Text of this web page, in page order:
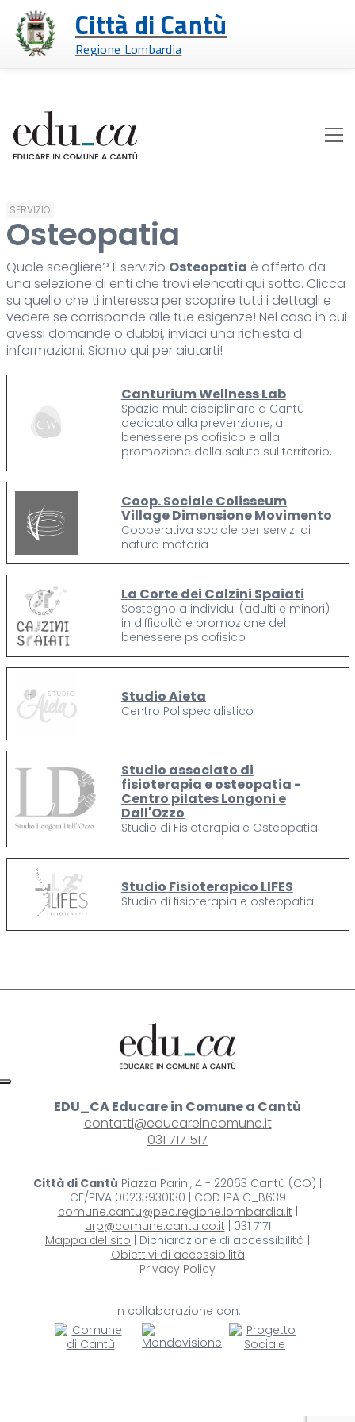
Città di Cantù
Regione Lombardia
SERVIZIO
Osteopatia
Quale scegliere? Il servizio Osteopatia è offerto da
una selezione di enti che trovi elencati qui sotto. Clicca
su quello che ti interessa per scoprire tutti i dettagli e
vedere se corrisponde alle tue esigenze! Nel caso in cui
avessi domande o dubbi, inviaci una richiesta di
informazioni. Siamo qui per aiutarti!
Canturium Wellness Lab
Spazio multidisciplinare a Cantù
dedicato alla prevenzione, al
benessere psicofisico e alla
promozione della salute sul territorio.
Coop. Sociale Colisseum
Village Dimensione Movimento
Cooperativa sociale per servizi di
natura motoria
La Corte dei Calzini Spaiati
Sostegno a individui (adulti e minori)
in difficoltà e promozione del
benessere psicofisico
Studio Aieta
Centro Polispecialistico
Studio associato di
fisioterapia e osteopatia -
Centro pilates Longoni e
Dall'Ozzo
Studio di Fisioterapia e Osteopatia
Studio Fisioterapico LIFES
Studio di fisioterapia e osteopatia
EDU_CA Educare in Comune a Cantù
contatti@educareincomune.it
031 717 517
Città di Cantù Piazza Parini, 4 - 22063 Cantù (CO) |
CF/PIVA 00233930130 | COD IPA C_B639
comune.cantu@pec.regione.lombardia.it
urp@comune.cantu.co.it | 031 7171
Mappa del sito | Dichiarazione di accessibilità |
Obiettivi di accessibilità
Privacy Policy
In collaborazione con: